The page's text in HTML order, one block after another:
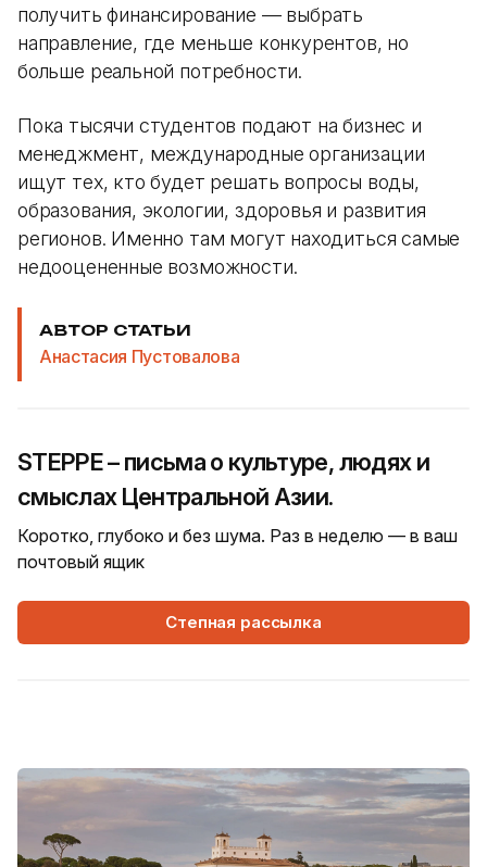
получить финансирование — выбрать
направление, где меньше конкурентов, но
больше реальной потребности.
Пока тысячи студентов подают на бизнес и
менеджмент, международные организации
ищут тех, кто будет решать вопросы воды,
образования, экологии, здоровья и развития
регионов. Именно там могут находиться самые
недооцененные возможности.
АВТОР СТАТЬИ
Анастасия Пустовалова
STEPPE – письма о культуре, людях и
смыслах Центральной Азии.
Коротко, глубоко и без шума. Раз в неделю — в ваш
почтовый ящик
Степная рассылка